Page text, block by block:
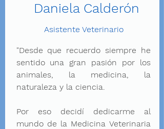
Daniela Calderón
Asistente Veterinario
"Desde que recuerdo siempre he
sentido una gran pasión por los
animales, la medicina, la
naturaleza y la ciencia.
Por eso decidí dedicarme al
mundo de la Medicina Veterinaria